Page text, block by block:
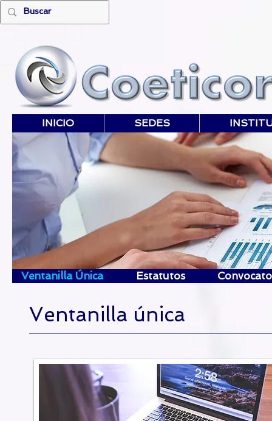
INICIO SEDES
Ventanilla Única Estatutos
Ventanilla única